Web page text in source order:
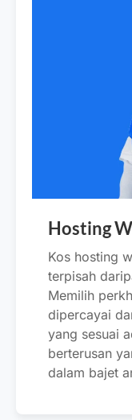
Hosting
Kos hosting
terpisah
Memilih
dipercayai
yang sesuai
berterusan
dalam bajet